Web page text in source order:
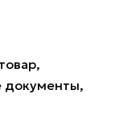
документы,